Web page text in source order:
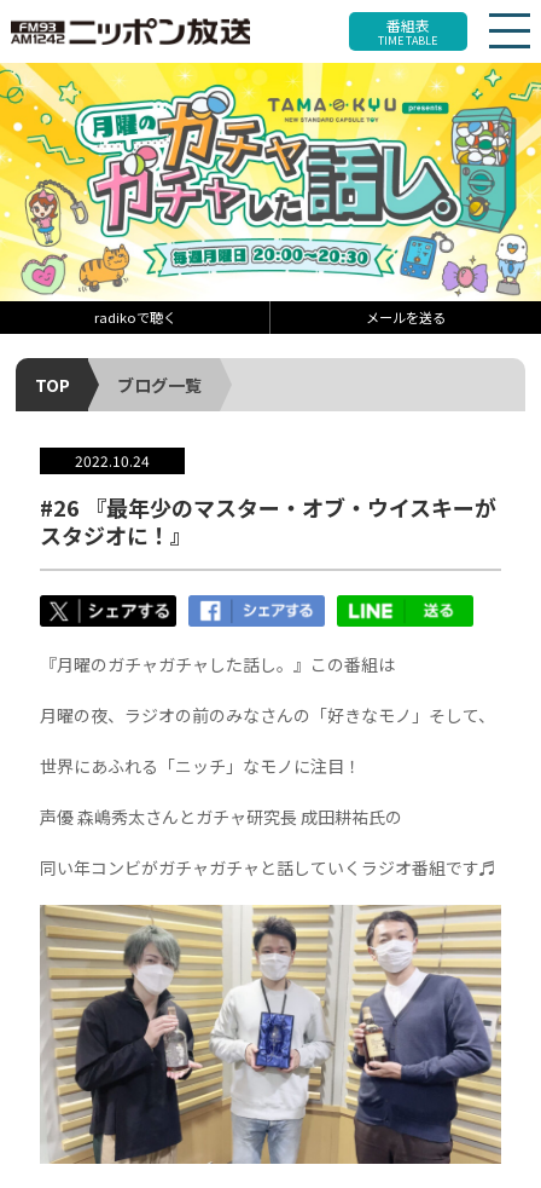
番組表
TIME TABLE
radikoで聴く メールを送る
TOP ブログ一覧
2022.10.24
#26 『最年少のマスター・オブ・ウイスキーが
スタジオに！』
『月曜のガチャガチャした話し。』この番組は
月曜の夜、ラジオの前のみなさんの「好きなモノ」そして、
世界にあふれる「ニッチ」なモノに注目！
声優 森嶋秀太さんとガチャ研究長 成田耕祐氏の
同い年コンビがガチャガチャと話していくラジオ番組です♬